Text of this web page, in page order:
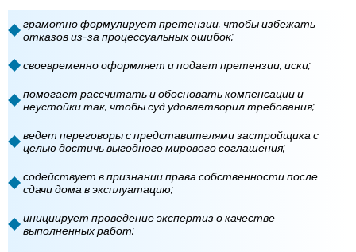
грамотно формулирует претензии, чтобы избежать
отказов из-за процессуальных ошибок;
своевременно оформляет и подает претензии, иски;
помогает рассчитать и обосновать компенсации и
неустойки так, чтобы суд удовлетворил требования;
ведет переговоры с представителями застройщика с
целью достичь выгодного мирового соглашения;
содействует в признании права собственности после
сдачи дома в эксплуатацию;
инициирует проведение экспертиз о качестве
выполненных работ;